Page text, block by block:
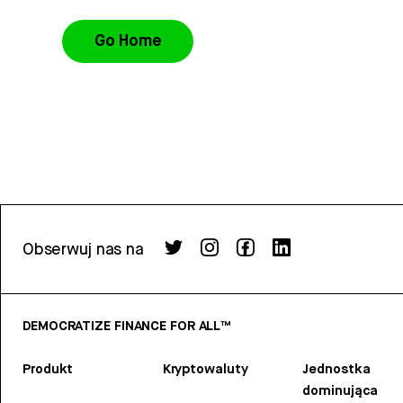
Go Home
Obserwuj nas na
DEMOCRATIZE FINANCE FOR ALL™
Produkt Kryptowaluty
Jednostka
dominująca